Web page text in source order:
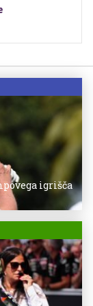
igrišča